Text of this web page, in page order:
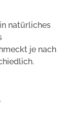
natürliches
je nach